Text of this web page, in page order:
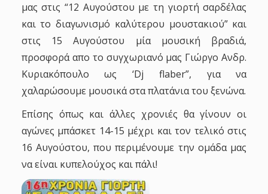
μας στις “12 Αυγούστου με τη γιορτή σαρδέλας
και το διαγωνισμό καλύτερου μουστακιού” και
στις 15 Αυγούστου μία μουσική βραδιά,
προσφορά απο το συγχωριανό μας Γιώργο Ανδρ.
Κυριακόπουλο ως ‘Dj flaber”, για να
χαλαρώσουμε μουσικά στα πλατάνια του ξενώνα.
Επίσης όπως και άλλες χρονιές θα γίνουν οι
αγώνες μπάσκετ 14-15 μέχρι και τον τελικό στις
16 Αυγούστου, που περιμένουμε την ομάδα μας
να είναι κυπελούχος και πάλι!